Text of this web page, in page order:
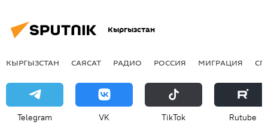
Кыргызстан
КЫРГЫЗСТАН САЯСАТ РАДИО РОССИЯ МИГРАЦИЯ
Telegram VK ТikТоk Rutube